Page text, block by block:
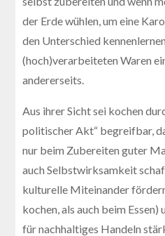
der Erde wühlen, um eine
den Unterschied
(hoch)verarbeiteten Waren
andererseits.
Aus ihrer Sicht sei kochen
politischer Akt“ begreifbar,
nur beim Zubereiten guter
auch Selbstwirksamkeit
kulturelle Miteinander
kochen, als auch beim
für nachhaltiges Handeln